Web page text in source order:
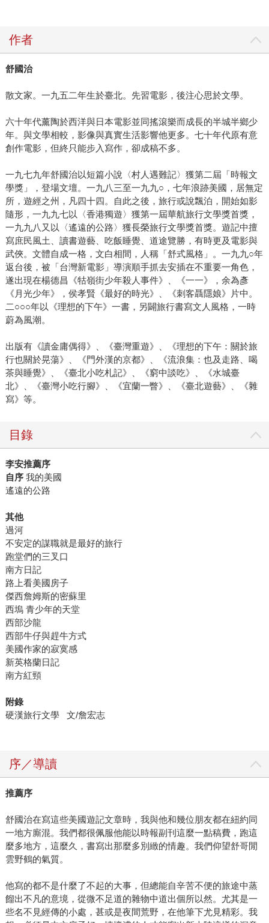
作者
舒國治
散文家。一九五二年生於臺北。先習電影，後注心思於文學。
六十年代薰陶於西洋與日本電影並同搖滾樂而成長的半城半鄉少
年。與文學相較，影像與真實生活影響他更多。七十年代原有意
創作電影，但終只能步入寫作，卻成稿不多。
一九七九年舒國治以短篇小說〈村人遇難記〉獲第二屆「時報文
學獎」，登場文壇。一九八三至一九九○，七年浪跡美國，居無定
所，遊經之州，凡四十四。自此之後，旅行或說飄泊，開始如影
隨形，一九九七以〈香港獨遊〉獲第一屆華航旅行文學獎首獎，
一九九八又以〈遙遠的公路〉獲長榮旅行文學獎首獎。遊記中擅
寫庶民風土、讀書遊藝、吃飯睡覺、道途覽勝，有時更及電影與
武俠。文體自成一格，文白相間，人稱「舒式風格」。一九九○年
返台後，被「台灣新電影」導演順手抓去安插在不重要一角色，
遂出現在楊德昌《牯嶺街少年殺人事件》、《一一》，余為彥
《月光少年》，侯孝賢《最好的時光》、《刺客聶隱娘》片中。
二○○○年以《理想的下午》一書，另闢旅行書寫文人風格，一時
蔚為風潮。
出版有《讀金庸偶得》、《臺灣重遊》、《理想的下午：關於旅
行也關於晃蕩》、《門外漢的京都》、《流浪集：也及走路、喝
茶與睡覺》、《臺北小吃札記》、《窮中談吃》、《水城臺
北》、《臺灣小吃行腳》、《宜蘭一瞥》、《臺北遊藝》、《雜
寫》等。
目錄
李安推薦序
自序我的美國
遙遠的公路
其他
過河
不安定的謀職就是最好的旅行
跑堂們的三叉口
南方日記
路上看美國房子
傑西詹姆斯的密蘇里
西塢 青少年的天堂
西部沙龍
西部牛仔與趕牛方式
美國作家的寂寞感
新英格蘭日記
南方紅頸
附錄
硬漢旅行文學 文/詹宏志
序／導讀
推薦序
舒國治在寫這些美國遊記文章時，我與他和幾位朋友都在紐約同
一地方廝混。我們都很佩服他能以時報副刊這麼一點稿費，跑這
麼多地方，這麼久，書寫出那麼多別緻的情趣。我們仰望舒哥閒
雲野鶴的氣質。
他寫的都不是什麼了不起的大事，但總能自辛苦不便的旅途中蒸
餾出不凡的意境，從微不足道的雜物中道出個所以然。尤其是一
些名不見經傳的小處，甚或是夜間荒野，在他筆下尤見精彩。我